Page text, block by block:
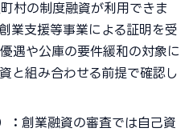
村の制度融資が利用できま
業支援等事業による証明を受
遇や公庫の要件緩和の対象に
と組み合わせる前提で確認し
： 創業融資の審査では自己資